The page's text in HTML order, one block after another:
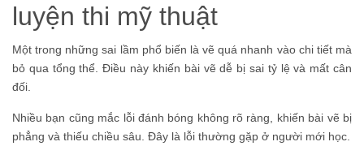
luyện thi mỹ thuật
Một trong những sai lầm phổ biến là vẽ quá nhanh vào chi tiết mà
bỏ qua tổng thể. Điều này khiến bài vẽ dễ bị sai tỷ lệ và mất cân
đối.
Nhiều bạn cũng mắc lỗi đánh bóng không rõ ràng, khiến bài vẽ bị
phẳng và thiếu chiều sâu. Đây là lỗi thường gặp ở người mới học.